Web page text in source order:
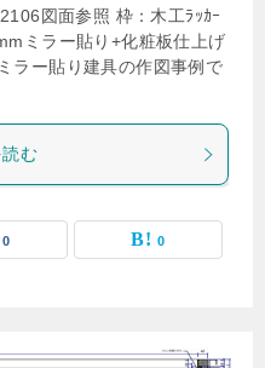
図面参照 枠：木工ﾗｯｶｰ
ミラー貼り+化粧板仕上げ
ー貼り建具の作図事例で
む
0 0